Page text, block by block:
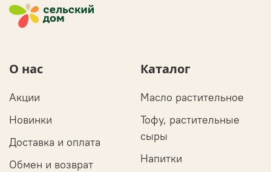
О нас
Акции
Новинки
Доставка и оплата
Обмен и возврат
Каталог
Масло растительное
Тофу, растительные
сыры
Напитки